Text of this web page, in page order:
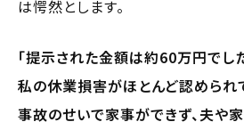
は愕然とします。
「提示された金額は約60万円でし
私の休業損害がほとんど認められ
事故のせいで家事ができず、夫や